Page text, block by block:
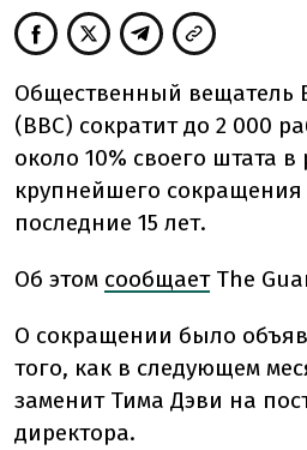
Общественный вещатель
(BBC) сократит до 2 000
около 10% своего штата в
крупнейшего сокращения
последние 15 лет.
Об этом сообщает The
О сокращении было
того, как в следующем
заменит Тима Дэви на
директора.